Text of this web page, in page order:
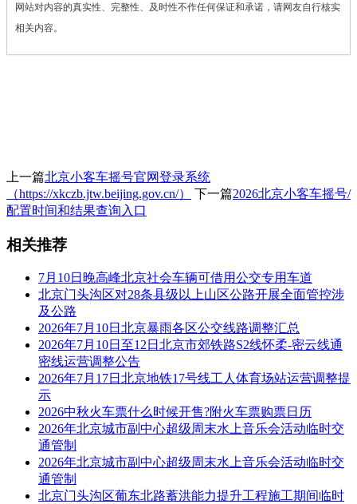
网站对内容的真实性、完整性、及时性不作任何保证和承诺，请网友自行核实
相关内容。
上一篇北京小客车摇号官网登录系统
（https://xkczb.jtw.beijing.gov.cn/）
下一篇2026北京小客车摇号/
配置时间和结果查询入口
相关推荐
7月10日晚高峰北京社会车辆可借用公交专用车道
北京门头沟区对28条县级以上山区公路开展全面管控涉
及公路
2026年7月10日北京暴雨各区公交线路调整汇总
2026年7月10日至12日北京市郊铁路S2线怀柔-密云线通
密线运营调整公告
2026年7月17日北京地铁17号线工人体育场站运营调整提
示
2026中秋火车票什么时候开售?附火车票购票日历
2026年北京城市副中心超级周末水上音乐会活动临时交
通管制
2026年北京城市副中心超级周末水上音乐会活动临时交
通管制
北京门头沟区葡东北路蓄洪能力提升工程施工期间临时